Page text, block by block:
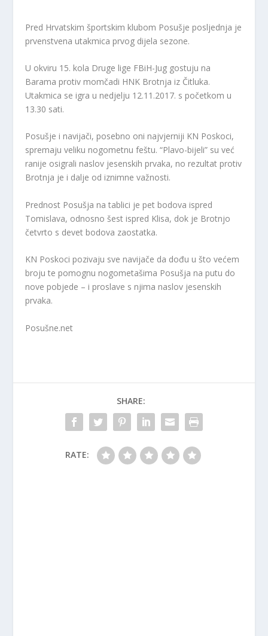
Pred Hrvatskim športskim klubom Posušje posljednja je
prvenstvena utakmica prvog dijela sezone.
U okviru 15. kola Druge lige FBiH-Jug gostuju na
Barama protiv momčadi HNK Brotnja iz Čitluka.
Utakmica se igra u nedjelju 12.11.2017. s početkom u
13.30 sati.
Posušje i navijači, posebno oni najvjerniji KN Poskoci,
spremaju veliku nogometnu feštu. “Plavo-bijeli” su već
ranije osigrali naslov jesenskih prvaka, no rezultat protiv
Brotnja je i dalje od iznimne važnosti.
Prednost Posušja na tablici je pet bodova ispred
Tomislava, odnosno šest ispred Klisa, dok je Brotnjo
četvrto s devet bodova zaostatka.
KN Poskoci pozivaju sve navijače da dođu u što većem
broju te pomognu nogometašima Posušja na putu do
nove pobjede – i proslave s njima naslov jesenskih
prvaka.
Posušne.net
SHARE:
RATE: